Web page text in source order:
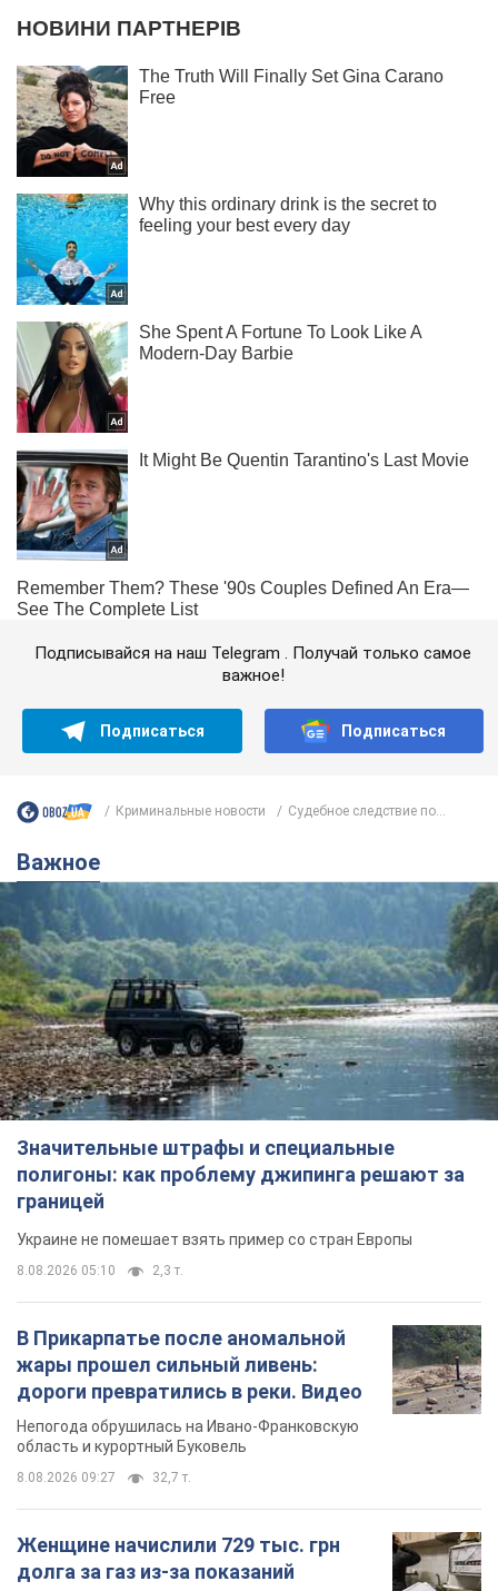
Подписывайся на наш Telegram . Получай только самое
важное!
Подписаться Подписаться
Криминальные новости Судебное следствие по...
Важное
Значительные штрафы и специальные
полигоны: как проблему джипинга решают за
границей
Украине не помешает взять пример со стран Европы
8.08.2026 05:10 2,3 т.
В Прикарпатье после аномальной
жары прошел сильный ливень:
дороги превратились в реки. Видео
Непогода обрушилась на Ивано-Франковскую
область и курортный Буковель
8.08.2026 09:27 32,7 т.
Женщине начислили 729 тыс. грн
долга за газ из-за показаний